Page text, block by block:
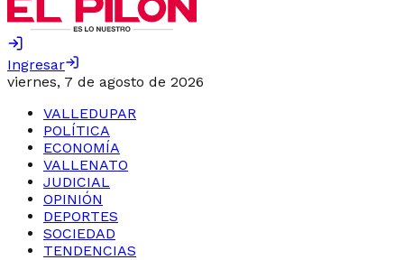
Ingresar
viernes, 7 de agosto de 2026
VALLEDUPAR
POLÍTICA
ECONOMÍA
VALLENATO
JUDICIAL
OPINIÓN
DEPORTES
SOCIEDAD
TENDENCIAS